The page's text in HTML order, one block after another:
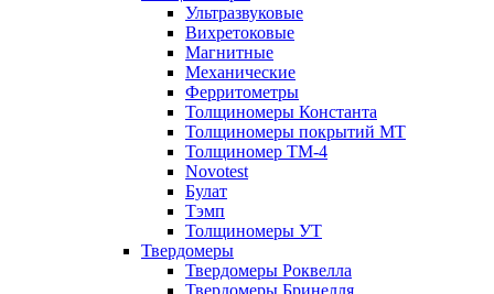
Ультразвуковые
Вихретоковые
Магнитные
Механические
Ферритометры
Толщиномеры Константа
Толщиномеры покрытий МТ
Толщиномер ТМ-4
Novotest
Булат
Тэмп
Толщиномеры УТ
Твердомеры
Твердомеры Роквелла
Твердомеры Бринелля